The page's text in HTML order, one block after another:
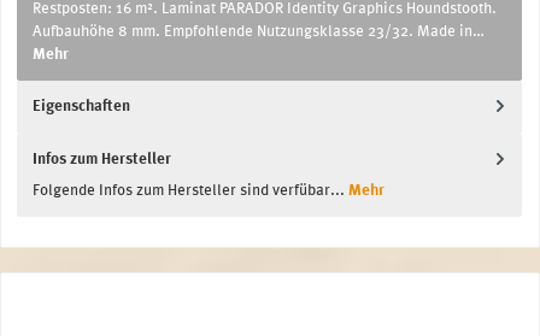
Restposten: 16 m². Laminat PARADOR Identity Graphics Houndstooth.
Aufbauhöhe 8 mm. Empfohlende Nutzungsklasse 23/32. Made in…
Mehr
Eigenschaften
Infos zum Hersteller
Folgende Infos zum Hersteller sind verfübar... Mehr